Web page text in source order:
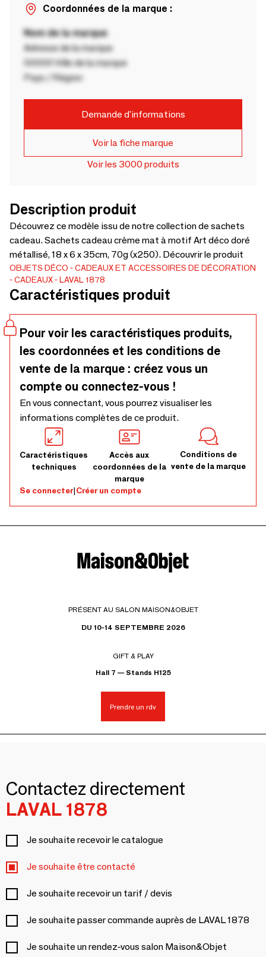
Coordonnées de la marque :
Nom de la marque
Adresse de la marque
00000 Ville de la marque
Pays / Région
Demande d'informations
Voir la fiche marque
Voir les 3000 produits
Description produit
Découvrez ce modèle issu de notre collection de sachets
cadeau. Sachets cadeau crème mat à motif Art déco doré
métallisé, 18 x 6 x 35cm, 70g (x250). Découvrir le produit
OBJETS DÉCO
CADEAUX ET ACCESSOIRES DE DÉCORATION
CADEAUX
LAVAL 1878
Caractéristiques produit
Pour voir les caractéristiques produits,
les coordonnées et les conditions de
vente de la marque : créez vous un
compte ou connectez-vous !
En vous connectant, vous pourrez visualiser les
informations complètes de ce produit.
Caractéristiques
techniques
Accès aux
coordonnées de la
marque
Conditions de
vente de la marque
Se connecter|Créer un compte
PRÉSENT AU SALON MAISON&OBJET
DU 10-14 SEPTEMBRE 2026
GIFT & PLAY
Hall 7 — Stands H125
Prendre un rdv
Contactez directement
LAVAL 1878
Je souhaite recevoir le catalogue
Je souhaite être contacté
Je souhaite recevoir un tarif / devis
Je souhaite passer commande auprès de LAVAL 1878
Je souhaite un rendez-vous salon Maison&Objet